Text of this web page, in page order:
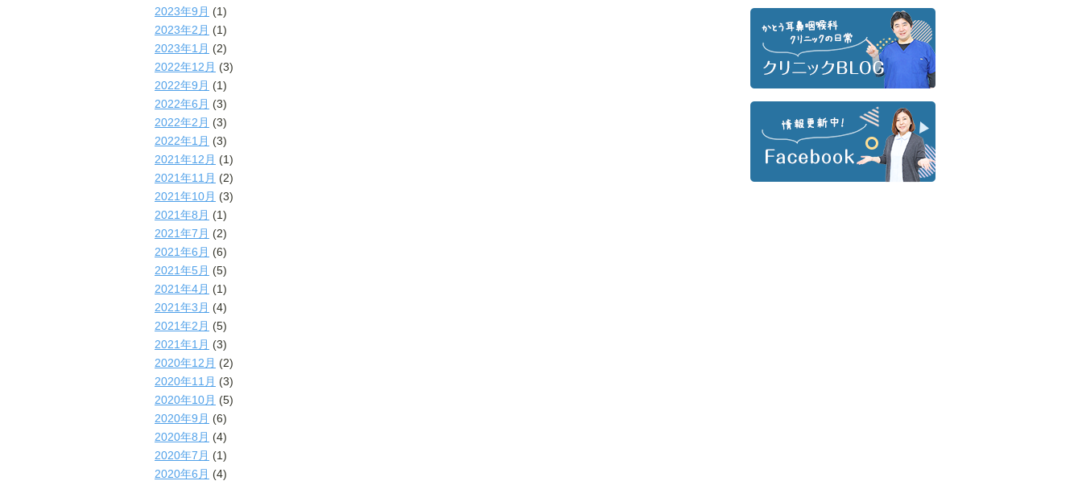
2023年9月 (1)
2023年2月 (1)
2023年1月 (2)
2022年12月 (3)
2022年9月 (1)
2022年6月 (3)
2022年2月 (3)
2022年1月 (3)
2021年12月 (1)
2021年11月 (2)
2021年10月 (3)
2021年8月 (1)
2021年7月 (2)
2021年6月 (6)
2021年5月 (5)
2021年4月 (1)
2021年3月 (4)
2021年2月 (5)
2021年1月 (3)
2020年12月 (2)
2020年11月 (3)
2020年10月 (5)
2020年9月 (6)
2020年8月 (4)
2020年7月 (1)
2020年6月 (4)